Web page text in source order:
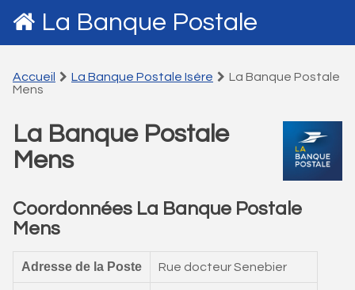
La Banque Postale
Accueil La Banque Postale Isére
La Banque Postale
Mens
La Banque Postale
Mens
Coordonnées La Banque Postale
Mens
Adresse de la Poste Rue docteur Senebier